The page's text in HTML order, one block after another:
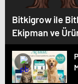
Bitkigrow ile
Ekipman ve